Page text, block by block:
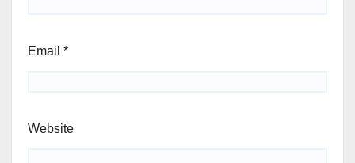
Email *
Website